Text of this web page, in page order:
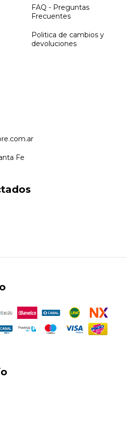
FAQ - Preguntas
Frecuentes
Politica de cambios y
devoluciones
Fe